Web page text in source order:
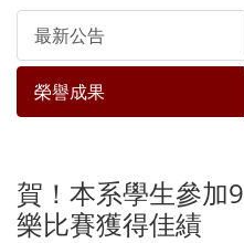
最新公告
榮譽成果
賀！本系學生參加
樂比賽獲得佳績